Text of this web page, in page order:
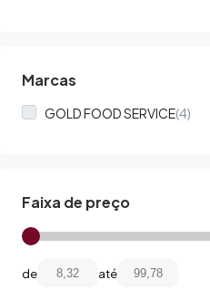
Marcas
GOLD FOOD SERVICE(4)
Faixa de preço
de até